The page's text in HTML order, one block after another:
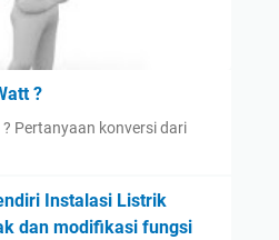
?
Pertanyaan konversi dari
Instalasi Listrik
dan modifikasi fungsi